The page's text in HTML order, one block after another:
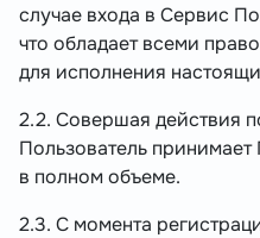
случае входа в Сервис
что обладает всеми
для исполнения
2.2. Совершая действия
Пользователь
в полном объеме.
2.3. С момента